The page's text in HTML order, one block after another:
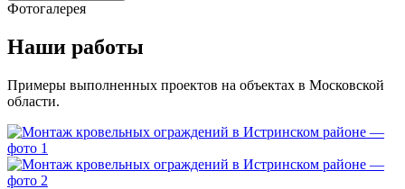
Фотогалерея
Наши работы
Примеры выполненных проектов на объектах в Московской
области.